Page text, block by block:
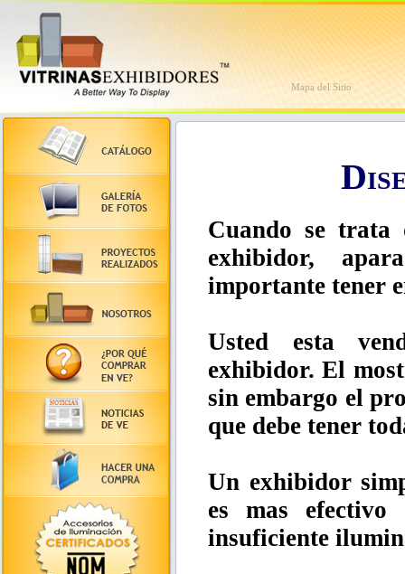
Mapa del Sitio
Cuando se trata
exhibidor,
importante tener
Usted esta
exhibidor. El
sin embargo el
que debe tener
Un exhibidor
es mas
insuficiente